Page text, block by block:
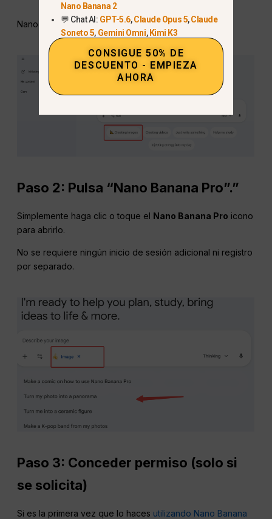
Nano Banana Pro aparece en esta misma fila.
Paso 2: Pulsa “Nano Banana Pro”.”
Simplemente haga clic o toque el Nano Banana Pro icono
para abrirlo.
No se requiere ningún inicio de sesión adicional ni registro
por separado.
Paso 3: Conceder permiso (solo si
se solicita)
Si es la primera vez que lo haces utilizando Nano Banana
Nano Banana 2
💬 Chat AI: GPT-5.6,Claude Opus 5,Claude
Soneto 5, Gemini Omni, Kimi K3
CONSIGUE 50% DE
DESCUENTO - EMPIEZA
AHORA